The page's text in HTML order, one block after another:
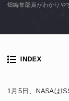
畑編集部員がわかりや
1月5日、NASAは
INDEX